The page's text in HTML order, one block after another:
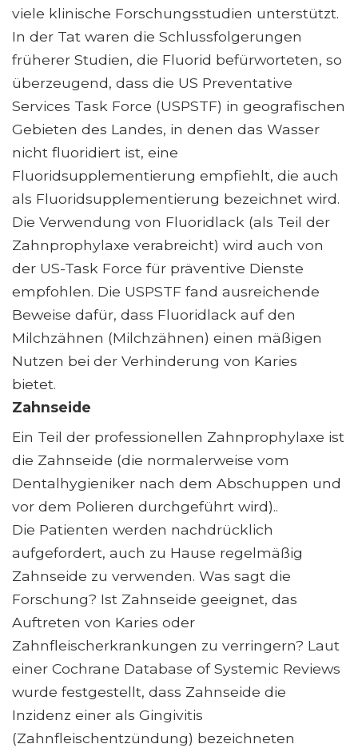
viele klinische Forschungsstudien unterstützt.
In der Tat waren die Schlussfolgerungen
früherer Studien, die Fluorid befürworteten, so
überzeugend, dass die US Preventative
Services Task Force (USPSTF) in geografischen
Gebieten des Landes, in denen das Wasser
nicht fluoridiert ist, eine
Fluoridsupplementierung empfiehlt, die auch
als Fluoridsupplementierung bezeichnet wird.
Die Verwendung von Fluoridlack (als Teil der
Zahnprophylaxe verabreicht) wird auch von
der US-Task Force für präventive Dienste
empfohlen. Die USPSTF fand ausreichende
Beweise dafür, dass Fluoridlack auf den
Milchzähnen (Milchzähnen) einen mäßigen
Nutzen bei der Verhinderung von Karies
bietet.
Zahnseide
Ein Teil der professionellen Zahnprophylaxe ist
die Zahnseide (die normalerweise vom
Dentalhygieniker nach dem Abschuppen und
vor dem Polieren durchgeführt wird)..
Die Patienten werden nachdrücklich
aufgefordert, auch zu Hause regelmäßig
Zahnseide zu verwenden. Was sagt die
Forschung? Ist Zahnseide geeignet, das
Auftreten von Karies oder
Zahnfleischerkrankungen zu verringern? Laut
einer Cochrane Database of Systemic Reviews
wurde festgestellt, dass Zahnseide die
Inzidenz einer als Gingivitis
(Zahnfleischentzündung) bezeichneten